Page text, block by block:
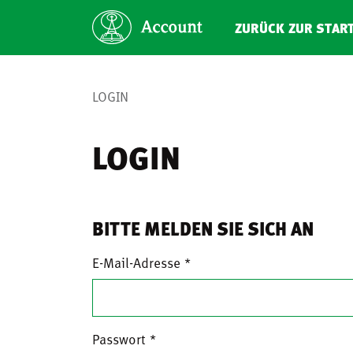
ZURÜCK ZUR
LOGIN
LOGIN
BITTE MELDEN SIE SICH AN
E-Mail-Adresse
Passwort